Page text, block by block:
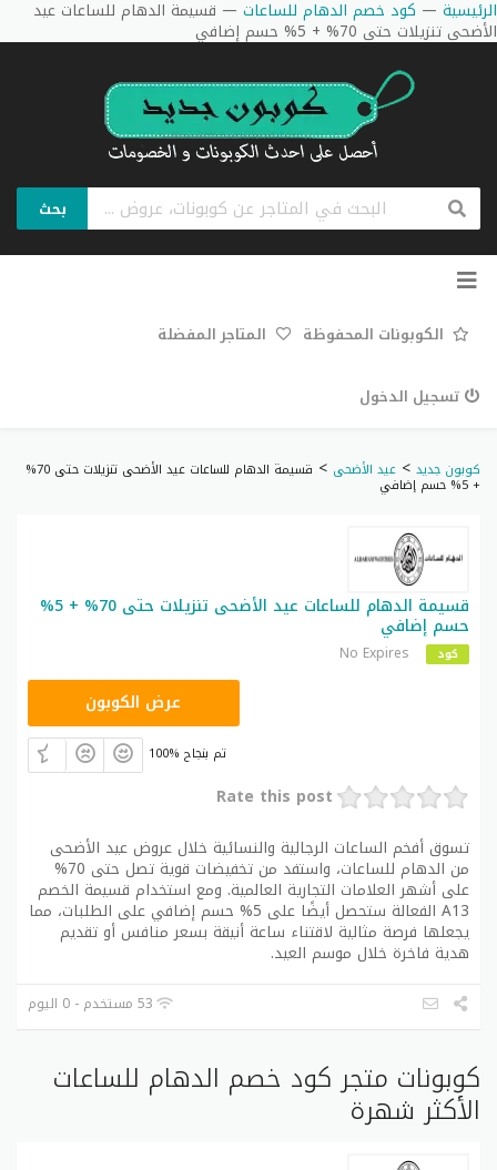
الرئيسية — كود خصم الدهام للساعات — قسيمة الدهام للساعات عيد
الأضحى تنزيلات حتى 70% + 5% حسم إضافي
بحث
تخطي
الكوبونات المحفوظة المتاجر المفضلة
تسجيل الدخول
كوبون جديد > عيد الأضحى > قسيمة الدهام للساعات عيد الأضحى تنزيلات حتى 70%
+ 5% حسم إضافي
قسيمة الدهام للساعات عيد الأضحى تنزيلات حتى 70% + 5%
حسم إضافي
كود No Expires
عرض الكوبون
100% تم بنجاح
Rate this post
تسوق أفخم الساعات الرجالية والنسائية خلال عروض عيد الأضحى
من الدهام للساعات، واستفد من تخفيضات قوية تصل حتى 70%
على أشهر العلامات التجارية العالمية. ومع استخدام قسيمة الخصم
A13 الفعالة ستحصل أيضًا على 5% حسم إضافي على الطلبات، مما
يجعلها فرصة مثالية لاقتناء ساعة أنيقة بسعر منافس أو تقديم
هدية فاخرة خلال موسم العيد.
53 مستخدم - 0 اليوم
كوبونات متجر كود خصم الدهام للساعات
الأكثر شهرة